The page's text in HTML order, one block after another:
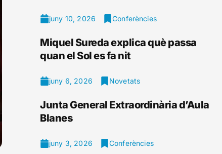
juny 10, 2026 Conferències
Miquel Sureda explica què passa
quan el Sol es fa nit
juny 6, 2026 Novetats
Junta General Extraordinària d’Aula
Blanes
juny 3, 2026 Conferències